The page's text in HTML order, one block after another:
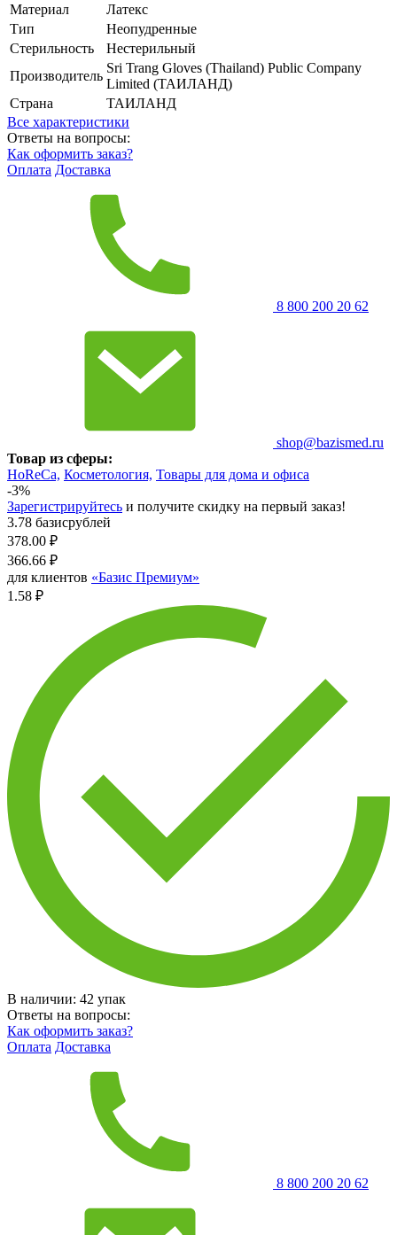
Материал
Латекс
Тип
Неопудренные
Стерильность
Нестерильный
Производитель
Sri Trang Gloves (Thailand) Public Company
Limited (ТАИЛАНД)
Страна
ТАИЛАНД
Все характеристики
Ответы на вопросы:
Как оформить заказ?
Оплата Доставка
8 800 200 20 62
shop@bazismed.ru
Товар из сферы:
HoReCa, Косметология, Товары для дома и офиса
-3%
Зарегистрируйтесь и получите скидку на первый заказ!
3.78 базисрублей
378.00 ₽
366.66 ₽
для клиентов «Базис Премиум»
1.58 ₽
В наличии: 42 упак
Ответы на вопросы:
Как оформить заказ?
Оплата Доставка
8 800 200 20 62